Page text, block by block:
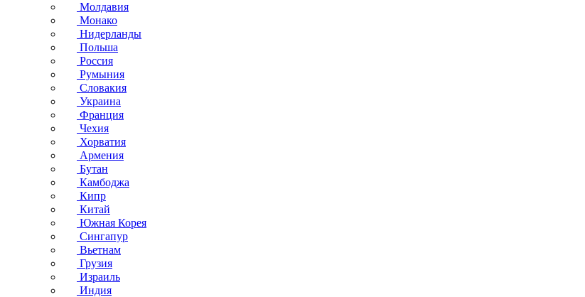
Молдавия
Монако
Нидерланды
Польша
Россия
Румыния
Словакия
Украина
Франция
Чехия
Хорватия
Армения
Бутан
Камбоджа
Кипр
Китай
Южная Корея
Сингапур
Вьетнам
Грузия
Израиль
Индия